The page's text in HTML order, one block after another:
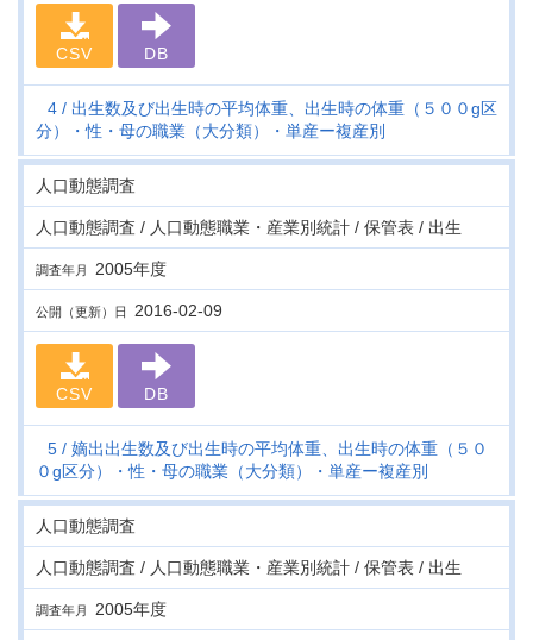
CSV DB
4
出生数及び出生時の平均体重、出生時の体重（５００g区
分）・性・母の職業（大分類）・単産ー複産別
人口動態調査
人口動態調査 / 人口動態職業・産業別統計 / 保管表 / 出生
調査年月 2005年度
公開（更新）日 2016-02-09
CSV DB
5
嫡出出生数及び出生時の平均体重、出生時の体重（５０
０g区分）・性・母の職業（大分類）・単産ー複産別
人口動態調査
人口動態調査 / 人口動態職業・産業別統計 / 保管表 / 出生
調査年月 2005年度